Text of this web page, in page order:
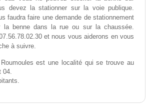
devez la stationner sur la voie publique.
faudra faire une demande de stationnement
la benne dans la rue ou sur la chaussée.
et nous vous aiderons en vous
à suivre.
Roumoules est une localité qui se trouve au
04.